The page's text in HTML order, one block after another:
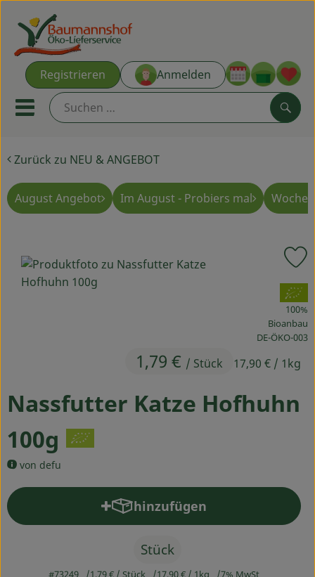
Registrieren Anmelden
Mobiles Menu öffnen oder
Ökokisten
Kochkisten
THEMENWELTEN
Haltbares
Zurück zu NEU & ANGEBOT
August Angebot Im August - Probiers mal
Nassfutter Katze Hofhuhn
100g
von defu
1,79 € / Stück 17,90 € / 1kg
, Verband:
100%
Bioanbau
,DE-ÖKO-003
hinzufügen
Produkt zum Warenkorb
Stück
#73249 1,79 € / Stück 17,90 € / 1kg 7% MwSt